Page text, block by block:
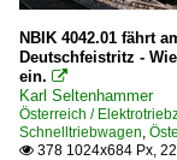
NBIK 4042.01 fährt
Deutschfeistritz -
ein. 
Karl Seltenhammer
Österreich /
Schnelltriebwagen,
 378 1024x684 Px,